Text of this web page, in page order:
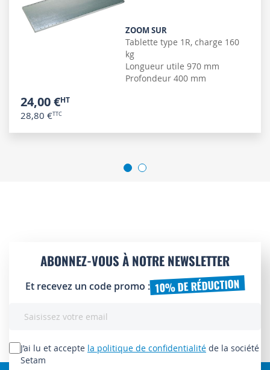
ZOOM SUR
Tablette type 1R, charge 160
kg
Longueur utile 970 mm
Profondeur 400 mm
24,00 €
28,80 €
ABONNEZ-VOUS À NOTRE NEWSLETTER
Et recevez un code promo : 10% DE RÉDUCTION
lettre
d’information
J’ai lu et accepte la politique de confidentialité de la société
Setam